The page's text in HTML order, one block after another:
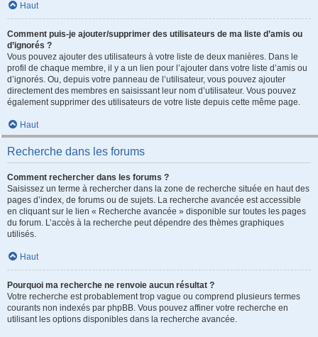
Haut
Comment puis-je ajouter/supprimer des utilisateurs de ma liste d’amis ou
d’ignorés ?
Vous pouvez ajouter des utilisateurs à votre liste de deux manières. Dans le
profil de chaque membre, il y a un lien pour l’ajouter dans votre liste d’amis ou
d’ignorés. Ou, depuis votre panneau de l’utilisateur, vous pouvez ajouter
directement des membres en saisissant leur nom d’utilisateur. Vous pouvez
également supprimer des utilisateurs de votre liste depuis cette même page.
Haut
Recherche dans les forums
Comment rechercher dans les forums ?
Saisissez un terme à rechercher dans la zone de recherche située en haut des
pages d’index, de forums ou de sujets. La recherche avancée est accessible
en cliquant sur le lien « Recherche avancée » disponible sur toutes les pages
du forum. L’accès à la recherche peut dépendre des thèmes graphiques
utilisés.
Haut
Pourquoi ma recherche ne renvoie aucun résultat ?
Votre recherche est probablement trop vague ou comprend plusieurs termes
courants non indexés par phpBB. Vous pouvez affiner votre recherche en
utilisant les options disponibles dans la recherche avancée.